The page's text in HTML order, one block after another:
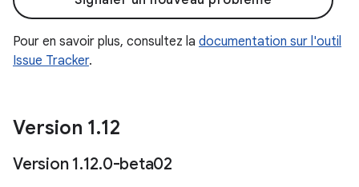
Pour en savoir plus, consultez la documentation sur l'outil
Issue Tracker.
Version 1.12
Version 1.12.0-beta02